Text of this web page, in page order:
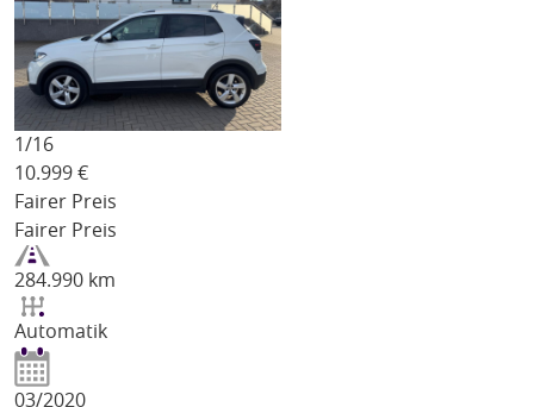
1/16
10.999 €
Fairer Preis
Fairer Preis
284.990 km
Automatik
03/2020